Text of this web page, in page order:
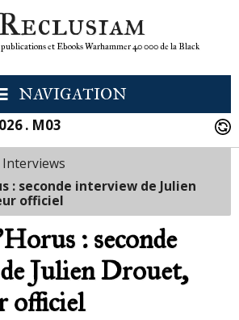
et Ebooks Warhammer 40 000 de la Black
NAVIGATION
. M03
Interviews
: seconde interview de Julien
officiel
: seconde
Julien Drouet,
officiel